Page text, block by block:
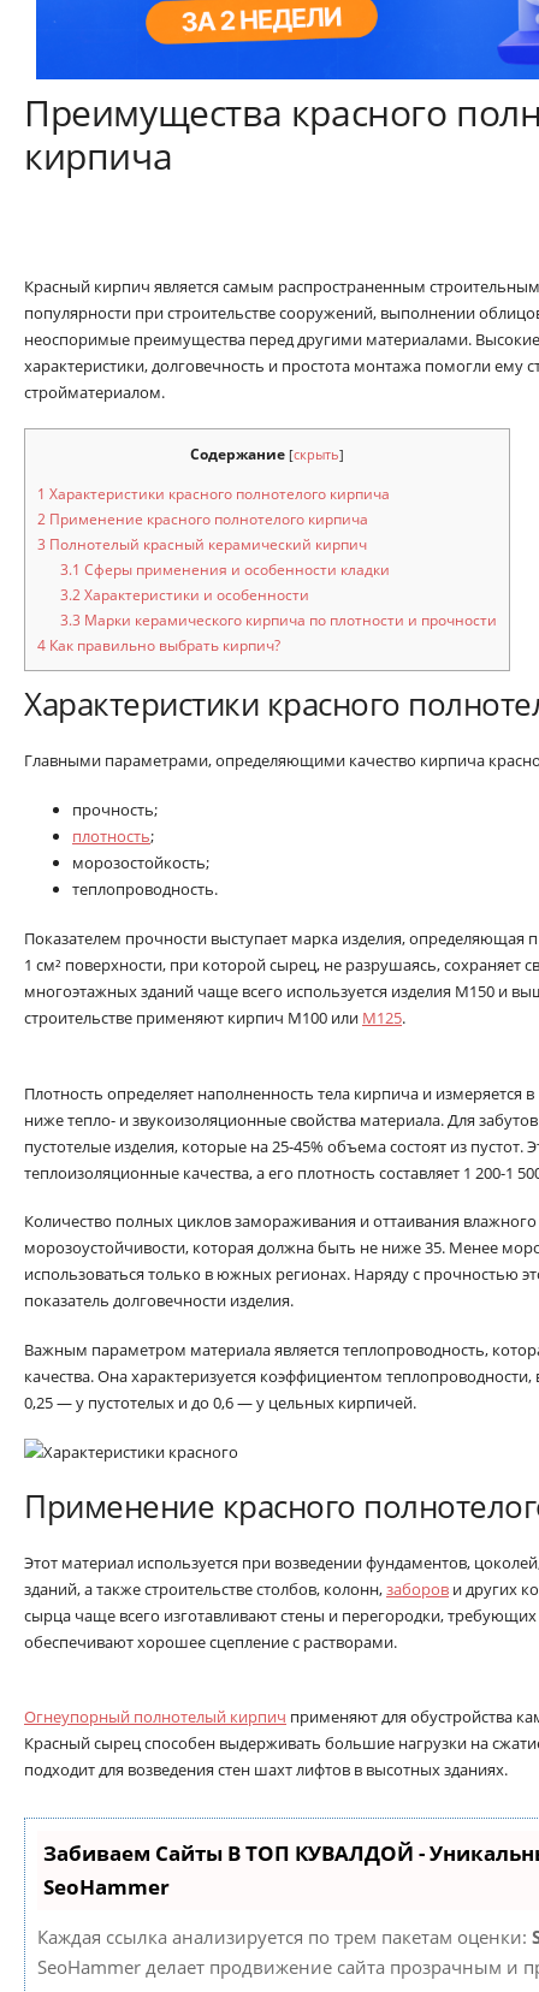
Преимущества красного
кирпича
Красный кирпич является самым распространенным
популярности при строительстве сооружений, выполнении
неоспоримые преимущества перед другими материалами.
характеристики, долговечность и простота монтажа помогли ему
стройматериалом.
Содержание [скрыть]
1 Характеристики красного полнотелого кирпича
2 Применение красного полнотелого кирпича
3 Полнотелый красный керамический кирпич
3.1 Сферы применения и особенности кладки
3.2Характеристики и особенности
3.3 Марки керамического кирпича по плотности и прочности
4 Как правильно выбрать кирпич?
Характеристики красного
Главными параметрами, определяющими качество кирпича
прочность;
плотность;
морозостойкость;
теплопроводность.
Показателем прочности выступает марка изделия, определяющая
1 см² поверхности, при которой сырец, не разрушаясь, сохраняет
многоэтажных зданий чаще всего используется изделия М150 и
строительстве применяют кирпич М100 или М125.
Плотность определяет наполненность тела кирпича и измеряется
ниже тепло- и звукоизоляционные свойства материала. Для
пустотелые изделия, которые на 25-45% объема состоят из
теплоизоляционные качества, а его плотность составляет 1 200-1
Количество полных циклов замораживания и оттаивания влажного
морозоустойчивости, которая должна быть не ниже 35. Менее
использоваться только в южных регионах. Наряду с прочностью
показатель долговечности изделия.
Важным параметром материала является теплопроводность,
качества. Она характеризуется коэффициентом
0,25 — у пустотелых и до 0,6 — у цельных кирпичей.
Применение красного
Этот материал используется при возведении фундаментов,
зданий, а также строительстве столбов, колонн,заборов и других
сырца чаще всего изготавливают стены и перегородки,
обеспечивают хорошее сцепление с растворами.
Огнеупорный полнотелый кирпич применяют для обустройства
Красный сырец способен выдерживать большие нагрузки на
подходит для возведения стен шахт лифтов в высотных зданиях.
Забиваем Сайты В ТОП КУВАЛДОЙ -
SeoHammer
Каждая ссылка анализируется по трем пакетам оценки:
SeoHammer делает продвижение сайта прозрачным и